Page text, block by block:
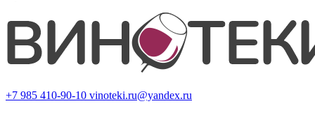
+7 985 410-90-10 vinoteki.ru@yandex.ru